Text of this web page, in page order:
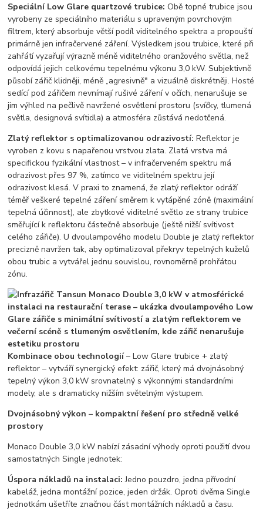
Speciální Low Glare quartzové trubice: Obě topné trubice jsou
vyrobeny ze speciálního materiálu s upraveným povrchovým
filtrem, který absorbuje větší podíl viditelného spektra a propouští
primárně jen infračervené záření. Výsledkem jsou trubice, které při
zahřátí vyzařují výrazně méně viditelného oranžového světla, než
odpovídá jejich celkovému tepelnému výkonu 3,0 kW. Subjektivně
působí zářič klidněji, méně „agresivně" a vizuálně diskrétněji. Hosté
sedící pod zářičem nevnímají rušivé záření v očích, nenarušuje se
jim výhled na pečlivě navržené osvětlení prostoru (svíčky, tlumená
světla, designová svítidla) a atmosféra zůstává nedotčená.
Zlatý reflektor s optimalizovanou odrazivostí: Reflektor je
vyroben z kovu s napařenou vrstvou zlata. Zlatá vrstva má
specifickou fyzikální vlastnost – v infračerveném spektru má
odrazivost přes 97 %, zatímco ve viditelném spektru její
odrazivost klesá. V praxi to znamená, že zlatý reflektor odráží
téměř veškeré tepelné záření směrem k vytápěné zóně (maximální
tepelná účinnost), ale zbytkové viditelné světlo ze strany trubice
směřující k reflektoru částečně absorbuje (ještě nižší svítivost
celého zářiče). U dvoulampového modelu Double je zlatý reflektor
precizně navržen tak, aby optimalizoval překryv tepelných kuželů
obou trubic a vytvářel jednu souvislou, rovnoměrně prohřátou
zónu.
Kombinace obou technologií– Low Glare trubice + zlatý
reflektor – vytváří synergický efekt: zářič, který má dvojnásobný
tepelný výkon 3,0 kW srovnatelný s výkonnými standardními
modely, ale s dramaticky nižším světelným výstupem.
Dvojnásobný výkon – kompaktní řešení pro středně velké
prostory
Monaco Double 3,0 kW nabízí zásadní výhody oproti použití dvou
samostatných Single jednotek:
Úspora nákladů na instalaci: Jedno pouzdro, jedna přívodní
kabeláž, jedna montážní pozice, jeden držák. Oproti dvěma Single
jednotkám ušetříte značnou část montážních nákladů a času.